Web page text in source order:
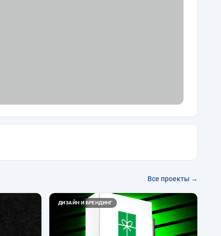
Все проекты →
ДИЗАЙН И БРЕНДИНГ